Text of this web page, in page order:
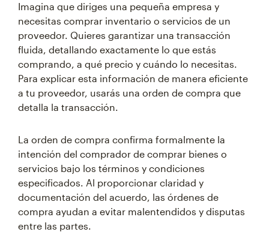
Imagina que diriges una pequeña empresa y
necesitas comprar inventario o servicios de un
proveedor. Quieres garantizar una transacción
fluida, detallando exactamente lo que estás
comprando, a qué precio y cuándo lo necesitas.
Para explicar esta información de manera eficiente
a tu proveedor, usarás una orden de compra que
detalla la transacción.
La orden de compra confirma formalmente la
intención del comprador de comprar bienes o
servicios bajo los términos y condiciones
especificados. Al proporcionar claridad y
documentación del acuerdo, las órdenes de
compra ayudan a evitar malentendidos y disputas
entre las partes.